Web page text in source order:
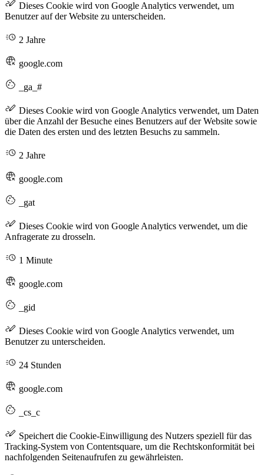
Dieses Cookie wird von Google Analytics verwendet, um
Benutzer auf der Website zu unterscheiden.
2 Jahre
google.com
_ga_#
Dieses Cookie wird von Google Analytics verwendet, um Daten
über die Anzahl der Besuche eines Benutzers auf der Website sowie
die Daten des ersten und des letzten Besuchs zu sammeln.
2 Jahre
google.com
_gat
Dieses Cookie wird von Google Analytics verwendet, um die
Anfragerate zu drosseln.
1 Minute
google.com
_gid
Dieses Cookie wird von Google Analytics verwendet, um
Benutzer zu unterscheiden.
24 Stunden
google.com
_cs_c
Speichert die Cookie-Einwilligung des Nutzers speziell für das
Tracking-System von Contentsquare, um die Rechtskonformität bei
nachfolgenden Seitenaufrufen zu gewährleisten.